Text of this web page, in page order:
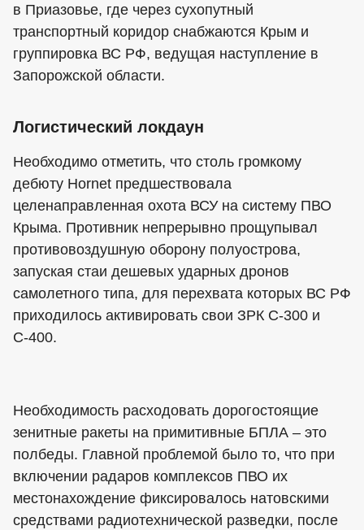
в Приазовье, где через сухопутный
транспортный коридор снабжаются Крым и
группировка ВС РФ, ведущая наступление в
Запорожской области.
Логистический локдаун
Необходимо отметить, что столь громкому
дебюту Hornet предшествовала
целенаправленная охота ВСУ на систему ПВО
Крыма. Противник непрерывно прощупывал
противовоздушную оборону полуострова,
запуская стаи дешевых ударных дронов
самолетного типа, для перехвата которых ВС РФ
приходилось активировать свои ЗРК С-300 и
С-400.
Необходимость расходовать дорогостоящие
зенитные ракеты на примитивные БПЛА – это
полбеды. Главной проблемой было то, что при
включении радаров комплексов ПВО их
местонахождение фиксировалось натовскими
средствами радиотехнической разведки, после